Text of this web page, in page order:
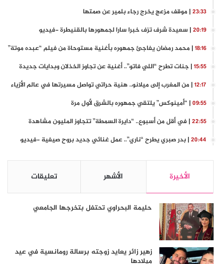
23:33 | موقف مزعج يخرج رجاء بلمير عن صمتها
20:19 | سعيدة شرف تزف خبرا سارا لجمهورها بالقنيطرة -فيديو
18:16 | محمد رمضان يفاجئ جمهوره بأغنية مستوحاة من فيلم “عبده موتة”
15:55 | جنات تطرح “اللي فاتو”.. أغنية عن تجاوز الخذلان وبدايات جديدة
12:17 | من المغرب إلى ميلانو.. هنية حراتي تواصل مسيرتها في عالم الأزياء
09:55 | “أمينوكس” يلتقي جمهوره بالشرق لأول مرة
22:55 | في أقل من أسبوع.. “دايرة السمطة” تتجاوز المليون مشاهدة
20:44 | بدر صبري يطرح “ناري”.. عمل غنائي جديد بروح صيفية -فيديو
الأخيرة الأشهر تعليقات
حليمة البحراوي تحتفل بتخرجها الجامعي
زهير زائر يعايد زوجته برسالة رومانسية في عيد
ميلادها